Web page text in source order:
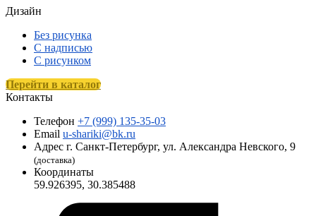
Дизайн
Без рисунка
С надписью
С рисунком
Перейти в каталог
Контакты
Телефон +7 (999) 135-35-03
Email u-shariki@bk.ru
Адрес г. Санкт-Петербург, ул. Александра Невского, 9
(доставка)
Координаты
59.926395, 30.385488